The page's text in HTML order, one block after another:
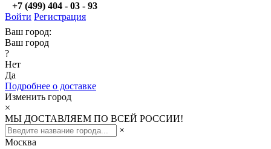
+7 (499) 404 - 03 - 93
Войти Регистрация
Ваш город:
Ваш город
?
Нет
Да
Подробнее о доставке
Изменить город
×
МЫ ДОСТАВЛЯЕМ ПО ВСЕЙ РОССИИ!
×
Москва